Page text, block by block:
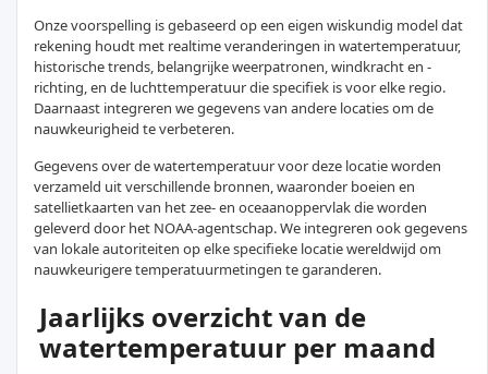
Onze voorspelling is gebaseerd op een eigen wiskundig model dat
rekening houdt met realtime veranderingen in watertemperatuur,
historische trends, belangrijke weerpatronen, windkracht en -
richting, en de luchttemperatuur die specifiek is voor elke regio.
Daarnaast integreren we gegevens van andere locaties om de
nauwkeurigheid te verbeteren.
Gegevens over de watertemperatuur voor deze locatie worden
verzameld uit verschillende bronnen, waaronder boeien en
satellietkaarten van het zee- en oceaanoppervlak die worden
geleverd door het NOAA-agentschap. We integreren ook gegevens
van lokale autoriteiten op elke specifieke locatie wereldwijd om
nauwkeurigere temperatuurmetingen te garanderen.
Jaarlijks overzicht van de
watertemperatuur per maand